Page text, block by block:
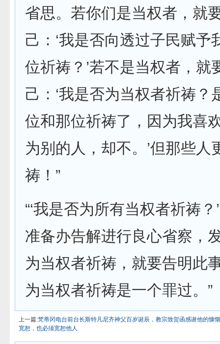
省思。若你们是当权者，就
己：‘我是否向透过子民赋予
位祈祷？’若不是当权者，就
己：‘我是否为当权者祈祷？
位和那位祈祷了，因为我喜
为别的人，却不。’但那些人
祷！”
“‘我是否为所有当权者祈祷
准备办告解进行良心省察，
为当权者祈祷，就要告明此
为当权者祈祷是一个罪过。”
上一篇:梵蒂冈电台前台长斯特凡尼齐神父百岁诞辰，教宗致贺函感谢他的慷
宽恕，也必须宽恕他人